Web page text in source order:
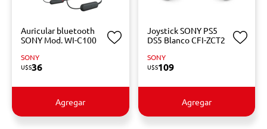
Auricular bluetooth
SONY Mod. WI-C100
SONY
U$S36
Agregar
Joystick SONY PS5
DS5 Blanco CFI-ZCT2
SONY
U$S109
Agregar